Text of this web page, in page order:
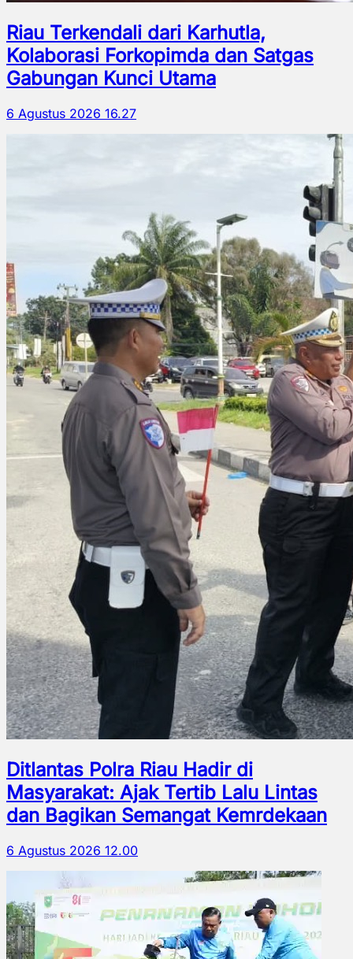
Riau Terkendali dari Karhutla,
Kolaborasi Forkopimda dan Satgas
Gabungan Kunci Utama
6 Agustus 2026 16.27
Ditlantas Polra Riau Hadir di
Masyarakat: Ajak Tertib Lalu Lintas
dan Bagikan Semangat Kemrdekaan
6 Agustus 2026 12.00